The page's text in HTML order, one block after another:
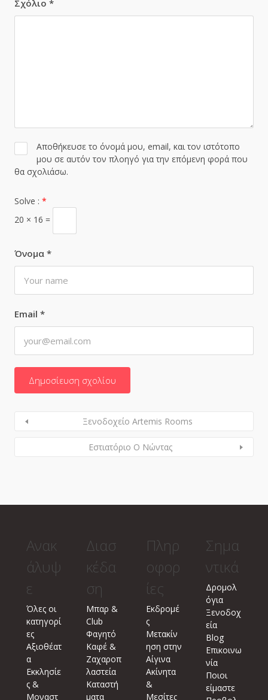
Σχόλιο *
Όνομα *
Email *
Αποθήκευσε το όνομά μου, email, και τον ιστότοπο
μου σε αυτόν τον πλοηγό για την επόμενη φορά που
θα σχολιάσω.
Solve : *
20 × 16 =
Ξενοδοχείο Artemis Rooms
Εστιατόριο Ο Νώντας
Ανακ
άλυψ
ε
Όλες οι
κατηγορί
ες
Αξιοθέατ
α
Εκκλησίε
ς &
Μοναστ
Διασ
κέδα
ση
Μπαρ &
Club
Φαγητό
Καφέ &
Ζαχαροπ
λαστεία
Καταστή
ματα
Πληρ
οφορ
ίες
Εκδρομέ
ς
Μετακίν
ηση στην
Αίγινα
Ακίνητα
&
Μεσίτες
Σημα
ντικά
Δρομολ
όγια
Ξενοδοχ
εία
Blog
Επικοινω
νία
Ποιοι
είμαστε